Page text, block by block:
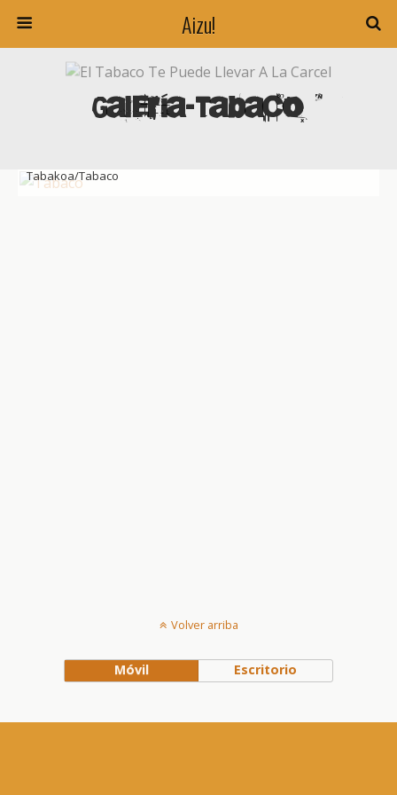
Aizu!
Galería-Tabaco
Tabakoa/Tabaco
Volver arriba
Móvil Escritorio